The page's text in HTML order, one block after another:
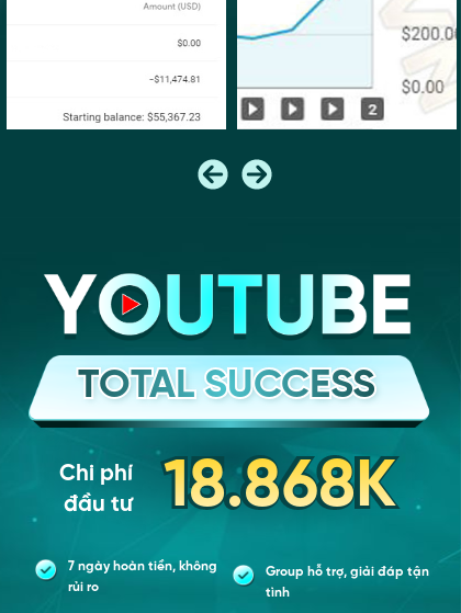
TOTAL SUCCESS
TOTAL SUCCESS
TOTAL SUCCESS
Chi phí
đầu tư
7 ngày hoàn tiền, không
rủi ro
Group hỗ trợ, giải đáp tận
tình
15.868K
18.868K